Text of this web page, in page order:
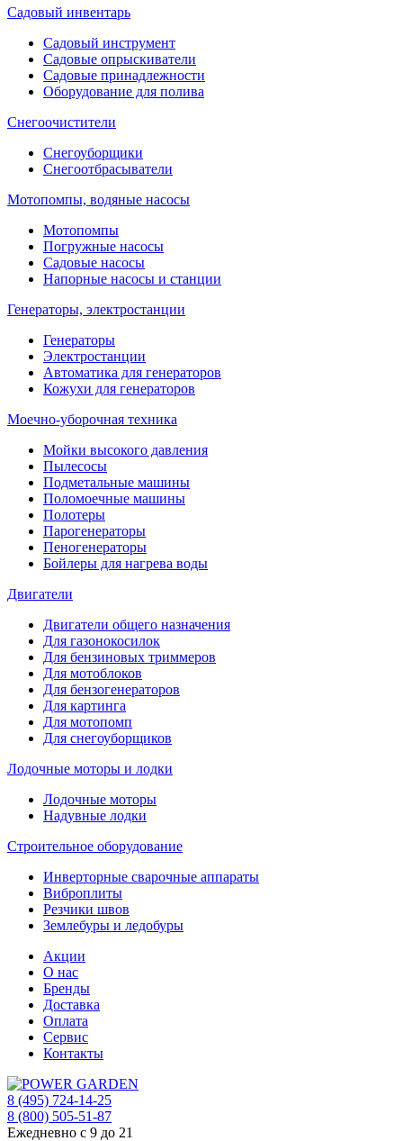
Садовый инвентарь
Садовый инструмент
Садовые опрыскиватели
Садовые принадлежности
Оборудование для полива
Снегоочистители
Снегоуборщики
Снегоотбрасыватели
Мотопомпы, водяные насосы
Мотопомпы
Погружные насосы
Садовые насосы
Напорные насосы и станции
Генераторы, электростанции
Генераторы
Электростанции
Автоматика для генераторов
Кожухи для генераторов
Моечно-уборочная техника
Мойки высокого давления
Пылесосы
Подметальные машины
Поломоечные машины
Полотеры
Парогенераторы
Пеногенераторы
Бойлеры для нагрева воды
Двигатели
Двигатели общего назначения
Для газонокосилок
Для бензиновых триммеров
Для мотоблоков
Для бензогенераторов
Для картинга
Для мотопомп
Для снегоуборщиков
Лодочные моторы и лодки
Лодочные моторы
Надувные лодки
Строительное оборудование
Инверторные сварочные аппараты
Виброплиты
Резчики швов
Землебуры и ледобуры
Акции
О нас
Бренды
Доставка
Оплата
Сервис
Контакты
8 (495) 724-14-25
8 (800) 505-51-87
Ежедневно с 9 до 21